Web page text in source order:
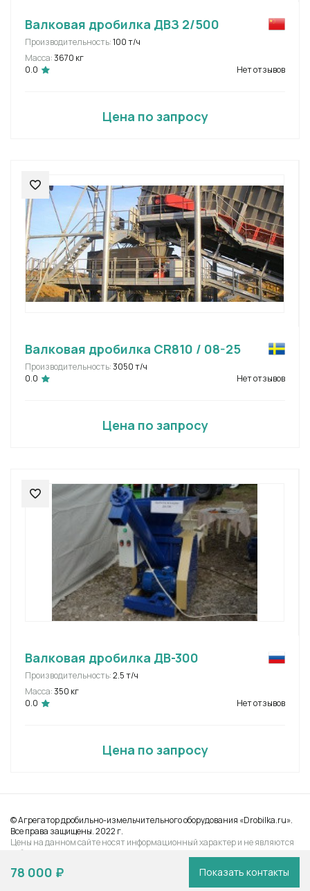
78 000 ₽ Показать контакты
Валковая дробилка ДВЗ 2/500
Производительность:100 т/ч
Масса:3670 кг
0.0
Нет отзывов
Цена по запросу
Валковая дробилка CR810 / 08-25
Производительность:3050 т/ч
0.0
Нет отзывов
Цена по запросу
Валковая дробилка ДВ-300
Производительность:2.5 т/ч
Масса:350 кг
0.0
Нет отзывов
Цена по запросу
© Агрегатор дробильно-измельчительного оборудования «Drobilka.ru».
Все права защищены. 2022 г.
Цены на данном сайте носят информационный характер и не являются
публичной офертой, определяемой Статьей 437 ГК РФ
Выбрать город